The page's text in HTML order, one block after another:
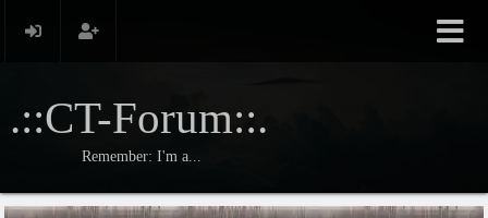
.::CT-Forum::.
Remember: I'm a...